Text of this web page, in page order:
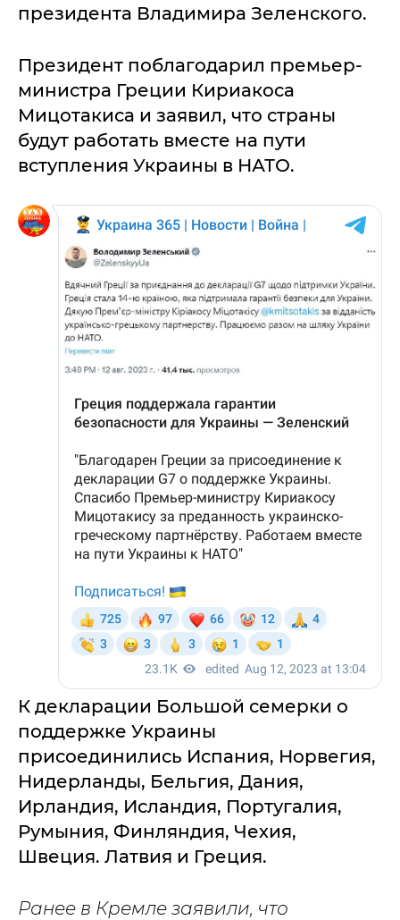
президента Владимира Зеленского.
Президент поблагодарил премьер-
министра Греции Кириакоса
Мицотакиса и заявил, что страны
будут работать вместе на пути
вступления Украины в НАТО.
К декларации Большой семерки о
поддержке Украины
присоединились Испания, Норвегия,
Нидерланды, Бельгия, Дания,
Ирландия, Исландия, Португалия,
Румыния, Финляндия, Чехия,
Швеция. Латвия и Греция.
Ранее в Кремле заявили, что